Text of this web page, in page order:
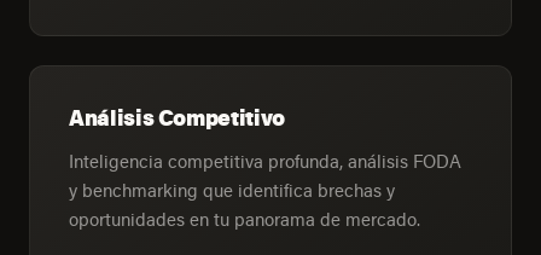
Análisis Competitivo
Inteligencia competitiva profunda, análisis FODA
y benchmarking que identifica brechas y
oportunidades en tu panorama de mercado.